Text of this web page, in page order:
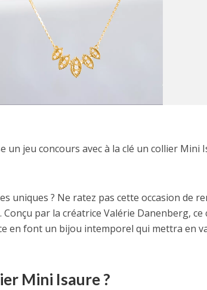
un jeu concours avec à la clé un collier Mini
uniques ? Ne ratez pas cette occasion de
par la créatrice Valérie Danenberg,
en font un bijou intemporel qui mettra en
Mini Isaure ?